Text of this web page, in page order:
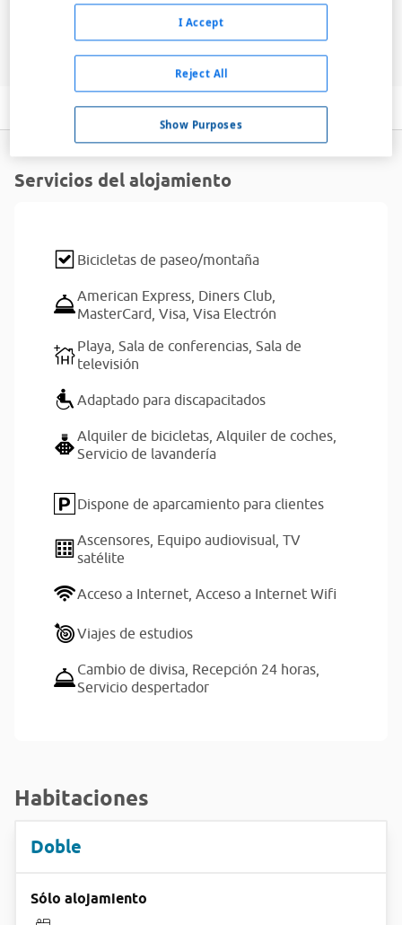
hotel está ubicado en la capital de la isla, en plena
zona comercial de la ciudad y junto a la playa de las
Canteras. Habitaciones amplias...
Descripción Servicios Habitaciones
Servicios del alojamiento
Bicicletas de paseo/montaña
American Express, Diners Club,
MasterCard, Visa, Visa Electrón
Playa, Sala de conferencias, Sala de
televisión
Adaptado para discapacitados
Alquiler de bicicletas, Alquiler de coches,
Servicio de lavandería
Dispone de aparcamiento para clientes
Ascensores, Equipo audiovisual, TV
satélite
Acceso a Internet, Acceso a Internet Wifi
Viajes de estudios
Cambio de divisa, Recepción 24 horas,
Servicio despertador
Habitaciones
Doble
Sólo alojamiento
Show Purposes
Reject All
I Accept